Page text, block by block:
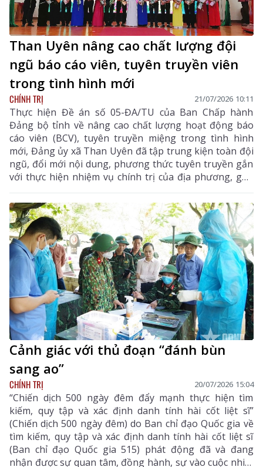
Than Uyên nâng cao chất lượng đội
ngũ báo cáo viên, tuyên truyền viên
trong tình hình mới
CHÍNH TRỊ 21/07/2026 10:11
Thực hiện Đề án số 05-ĐA/TU của Ban Chấp hành
Đảng bộ tỉnh về nâng cao chất lượng hoạt động báo
cáo viên (BCV), tuyên truyền miệng trong tình hình
mới, Đảng ủy xã Than Uyên đã tập trung kiện toàn đội
ngũ, đổi mới nội dung, phương thức tuyên truyền gắn
với thực hiện nhiệm vụ chính trị của địa phương, góp
phần tạo sự thống nhất về nhận thức, củng cố niềm
tin, đồng thuận trong nhân dân.
Cảnh giác với thủ đoạn “đánh bùn
sang ao”
CHÍNH TRỊ 20/07/2026 15:04
“Chiến dịch 500 ngày đêm đẩy mạnh thực hiện tìm
kiếm, quy tập và xác định danh tính hài cốt liệt sĩ”
(Chiến dịch 500 ngày đêm) do Ban chỉ đạo Quốc gia về
tìm kiếm, quy tập và xác định danh tính hài cốt liệt sĩ
(Ban chỉ đạo Quốc gia 515) phát động đã và đang
nhận được sự quan tâm, đồng hành, sự vào cuộc nhiệt